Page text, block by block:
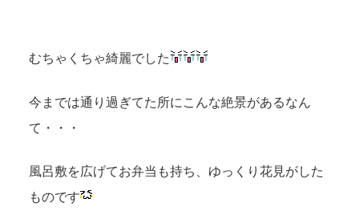
むちゃくちゃ綺麗でした
今までは通り過ぎてた所にこんな絶景があるなん
て・・・
風呂敷を広げてお弁当も持ち、ゆっくり花見がした
ものです